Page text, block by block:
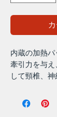
内蔵の加熱
牽引力を与
して頸椎、
す。
加熱温度: 3